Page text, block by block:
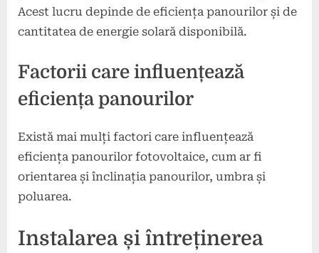
Acest lucru depinde de eficiența panourilor și de
cantitatea de energie solară disponibilă.
Factorii care influențează
eficiența panourilor
Există mai mulți factori care influențează
eficiența panourilor fotovoltaice, cum ar fi
orientarea și înclinația panourilor, umbra și
poluarea.
Instalarea și întreținerea